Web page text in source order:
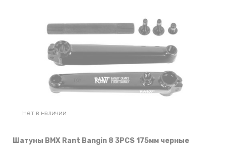
Нет в наличии
Шатуны BMX Rant Bangin 8 3PCS 175мм черные